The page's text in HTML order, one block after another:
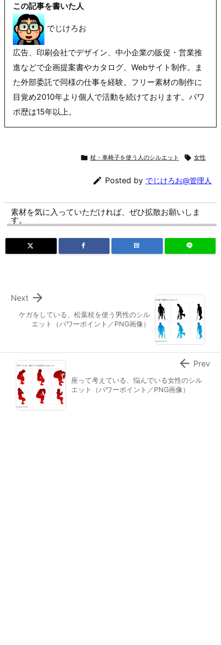
この記事を書いた人
でじけろお
広告、印刷会社でデザイン、中小企業の販促・営業推
進などで企画提案書やカタログ、Webサイト制作。ま
た外部委託で同様の仕事を経験。フリー素材の制作に
目覚め2010年より個人で活動を続けております。パワ
ポ歴は15年以上。
 杖・車椅子を使う人のシルエット  女性
 Posted by でじけろお@管理人
素材を気に入っていただければ、ぜひ拡散お願いしま
す。
B!
ケガをしている、松葉杖を使う男性のシル
エット（パワーポイント／PNG画像）

Next
座って考えている、悩んでいる女性のシル
エット（パワーポイント／PNG画像）
 Prev